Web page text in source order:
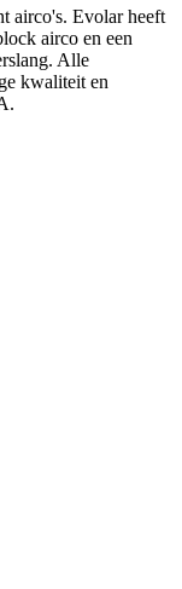
airco's. Evolar heeft
airco en een
Alle
kwaliteit en